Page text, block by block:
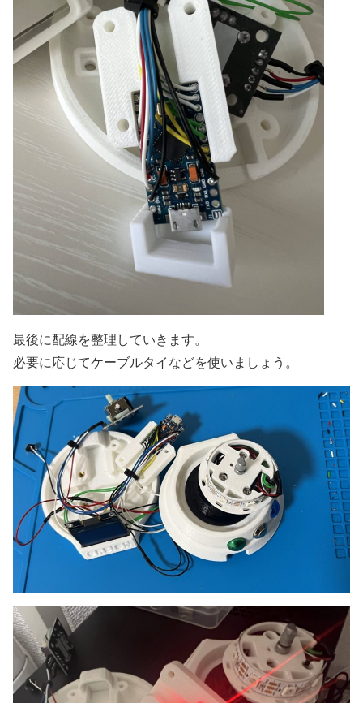
最後に配線を整理していきます。
必要に応じてケーブルタイなどを使いましょう。